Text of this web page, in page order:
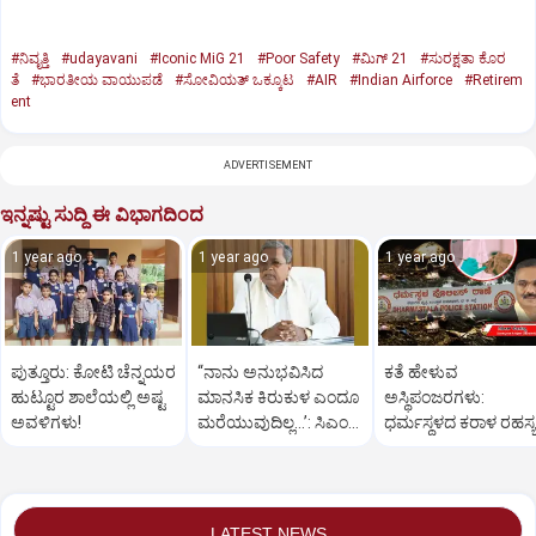
#ನಿವೃತ್ತಿ #udayavani #Iconic MiG 21 #Poor Safety #ಮಿಗ್‌ 21
#ಸುರಕ್ಷತಾ ಕೊರ
ತೆ
#ಭಾರತೀಯ ವಾಯುಪಡೆ #ಸೋವಿಯತ್‌ ಒಕ್ಕೂಟ #AIR #Indian Airforce
#Retirem
ent
ADVERTISEMENT
ಇನ್ನಷ್ಟು ಸುದ್ದಿ ಈ ವಿಭಾಗದಿಂದ
1 year ago
ಪುತ್ತೂರು: ಕೋಟಿ ಚೆನ್ನಯರ
ಹುಟ್ಟೂರ ಶಾಲೆಯಲ್ಲಿ ಅಷ್ಟ
ಅವಳಿಗಳು!
1 year ago
“ನಾನು ಅನುಭವಿಸಿದ
ಮಾನಸಿಕ ಕಿರುಕುಳ ಎಂದೂ
ಮರೆಯುವುದಿಲ್ಲ…’: ಸಿಎಂ
1 year ago
ಕತೆ ಹೇಳುವ
ಅಸ್ಥಿಪಂಜರಗಳು:
ಧರ್ಮಸ್ಥಳದ‌ ಕರಾಳ ರಹಸ್ಯ